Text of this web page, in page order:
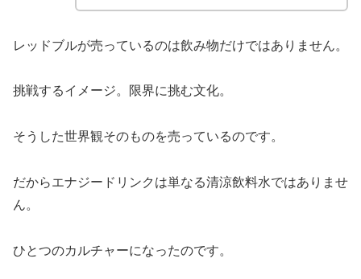
レッドブルが売っているのは飲み物だけではありません。
挑戦するイメージ。限界に挑む文化。
そうした世界観そのものを売っているのです。
だからエナジードリンクは単なる清涼飲料水ではありませ
ん。
ひとつのカルチャーになったのです。